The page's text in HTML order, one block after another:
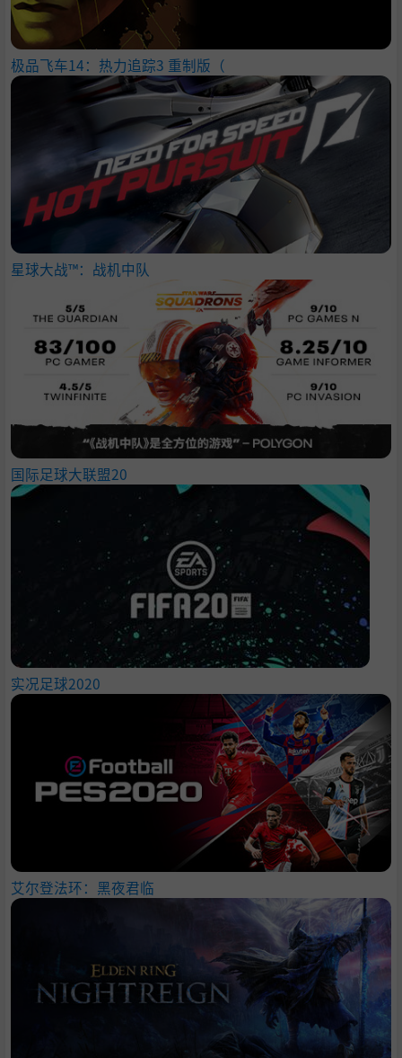
极品飞车14：热力追踪3 重制版（
星球大战™：战机中队
国际足球大联盟20
实况足球2020
艾尔登法环：黑夜君临